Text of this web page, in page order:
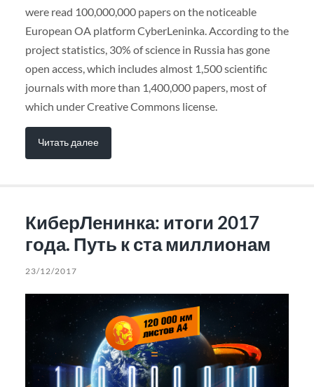
were read 100,000,000 papers on the noticeable
European OA platform CyberLeninka. According to the
project statistics, 30% of science in Russia has gone
open access, which includes almost 1,500 scientific
journals with more than 1,400,000 papers, most of
which under Creative Commons license.
Читать далее
КиберЛенинка: итоги 2017
года. Путь к ста миллионам
23/12/2017